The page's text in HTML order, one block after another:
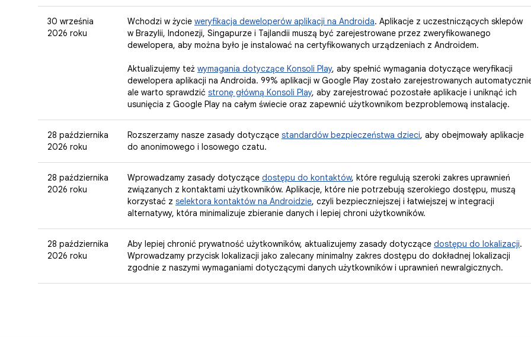
30 września
2026 roku
Wchodzi w życie weryfikacja deweloperów aplikacji na Androida. Aplikacje z uczestniczących sklepów
w Brazylii, Indonezji, Singapurze i Tajlandii muszą być zarejestrowane przez zweryfikowanego
dewelopera, aby można było je instalować na certyfikowanych urządzeniach z Androidem.
Aktualizujemy też wymagania dotyczące Konsoli Play, aby spełnić wymagania dotyczące weryfikacji
dewelopera aplikacji na Androida. 99% aplikacji w Google Play zostało zarejestrowanych
ale warto sprawdzić stronę główną Konsoli Play, aby zarejestrować pozostałe aplikacje i uniknąć ich
usunięcia z Google Play na całym świecie oraz zapewnić użytkownikom bezproblemową instalację.
28 października
2026 roku
Rozszerzamy nasze zasady dotyczące standardów bezpieczeństwa dzieci, aby obejmowały aplikacje
do anonimowego i losowego czatu.
28 października
2026 roku
Wprowadzamy zasady dotyczące dostępu do kontaktów, które regulują szeroki zakres uprawnień
związanych z kontaktami użytkowników. Aplikacje, które nie potrzebują szerokiego dostępu, muszą
korzystać z selektora kontaktów na Androidzie, czyli bezpieczniejszej i łatwiejszej w integracji
alternatywy, która minimalizuje zbieranie danych i lepiej chroni użytkowników.
28 października
2026 roku
Aby lepiej chronić prywatność użytkowników, aktualizujemy zasady dotyczące dostępu do lokalizacji.
Wprowadzamy przycisk lokalizacji jako zalecany minimalny zakres dostępu do dokładnej lokalizacji
zgodnie z naszymi wymaganiami dotyczącymi danych użytkowników i uprawnień newralgicznych.